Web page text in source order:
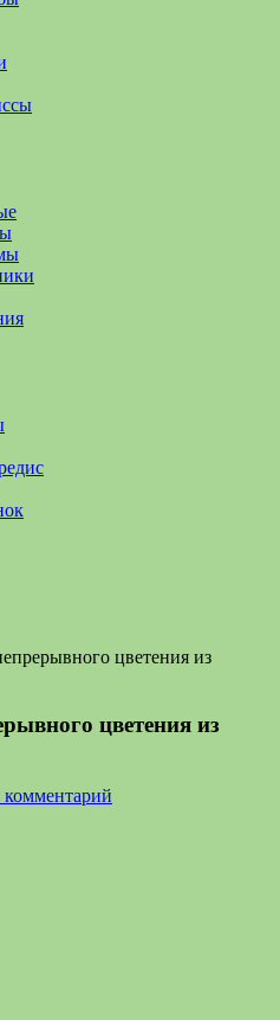
цветения из
цветения из
комментарий